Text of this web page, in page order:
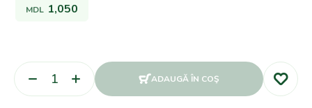
MDL 1,050
ADAUGĂ ÎN COŞ